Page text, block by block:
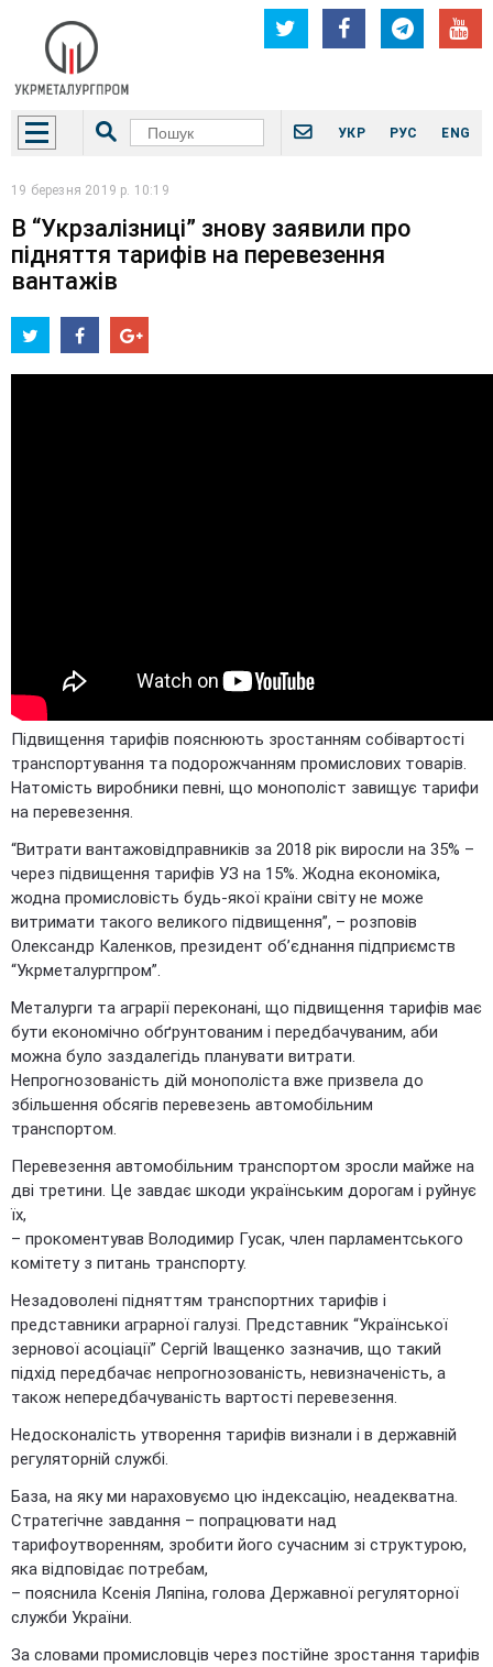
УКР РУС ENG
19 березня 2019 р. 10:19
В “Укрзалізниці” знову заявили про
підняття тарифів на перевезення
вантажів
Підвищення тарифів пояснюють зростанням собівартості
транспортування та подорожчанням промислових товарів.
Натомість виробники певні, що монополіст завищує тарифи
на перевезення.
“Витрати вантажовідправників за 2018 рік виросли на 35% –
через підвищення тарифів УЗ на 15%. Жодна економіка,
жодна промисловість будь-якої країни світу не може
витримати такого великого підвищення”, – розповів
Олександр Каленков, президент об’єднання підприємств
“Укрметалургпром”.
Металурги та аграрії переконані, що підвищення тарифів має
бути економічно обґрунтованим і передбачуваним, аби
можна було заздалегідь планувати витрати.
Непрогнозованість дій монополіста вже призвела до
збільшення обсягів перевезень автомобільним
транспортом.
Перевезення автомобільним транспортом зросли майже на
дві третини. Це завдає шкоди українським дорогам і руйнує
їх,
– прокоментував Володимир Гусак, член парламентського
комітету з питань транспорту.
Незадоволені підняттям транспортних тарифів і
представники аграрної галузі. Представник “Української
зернової асоціації” Сергій Іващенко зазначив, що такий
підхід передбачає непрогнозованість, невизначеність, а
також непередбачуваність вартості перевезення.
Недосконалість утворення тарифів визнали і в державній
регуляторній службі.
База, на яку ми нараховуємо цю індексацію, неадекватна.
Стратегічне завдання – попрацювати над
тарифоутворенням, зробити його сучасним зі структурою,
яка відповідає потребам,
– пояснила Ксенія Ляпіна, голова Державної регуляторної
служби України.
За словами промисловців через постійне зростання тарифів